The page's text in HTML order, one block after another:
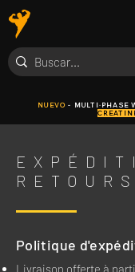
NUEVO - MULTI·PHASE
RETOURS
Politique
Livraison offerte à